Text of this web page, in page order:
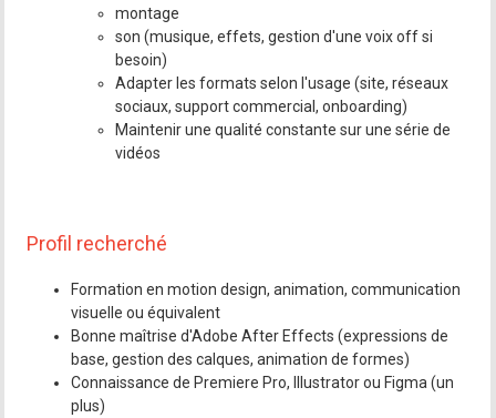
montage
son (musique, effets, gestion d'une voix off si
besoin)
Adapter les formats selon l'usage (site, réseaux
sociaux, support commercial, onboarding)
Maintenir une qualité constante sur une série de
vidéos
Profil recherché
Formation en motion design, animation, communication
visuelle ou équivalent
Bonne maîtrise d'Adobe After Effects (expressions de
base, gestion des calques, animation de formes)
Connaissance de Premiere Pro, Illustrator ou Figma (un
plus)